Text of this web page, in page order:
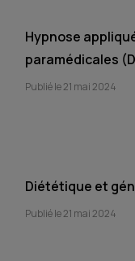
Hypnose
paramédicales
Publié le 21 mai 2024
Diététique et
Publié le 21 mai 2024